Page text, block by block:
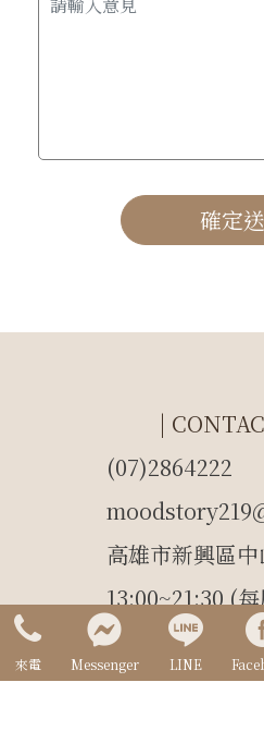
確定
|
(07)2864222
高雄市新興區
13:00~21:30 (
來電 Messenger LINE